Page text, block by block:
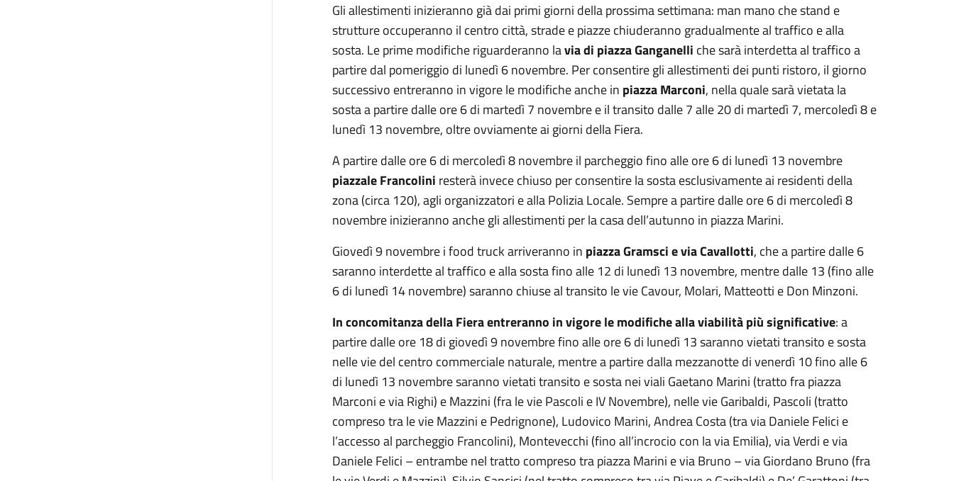
Gli allestimenti inizieranno già dai primi giorni della prossima settimana: man mano che stand e
strutture occuperanno il centro città, strade e piazze chiuderanno gradualmente al traffico e alla
sosta. Le prime modifiche riguarderanno lavia di piazza Ganganelli che sarà interdetta al traffico a
partire dal pomeriggio di lunedì 6 novembre. Per consentire gli allestimenti dei punti ristoro, il giorno
successivo entreranno in vigore le modifiche anche in piazza Marconi, nella quale sarà vietata la
sosta a partire dalle ore 6 di martedì 7 novembre e il transito dalle 7 alle 20 di martedì 7, mercoledì 8 e
lunedì 13 novembre, oltre ovviamente ai giorni della Fiera.
A partire dalle ore 6 di mercoledì 8 novembre il parcheggio fino alle ore 6 di lunedì 13 novembre
piazzale Francolini resterà invece chiuso per consentire la sosta esclusivamente ai residenti della
zona (circa 120), agli organizzatori e alla Polizia Locale. Sempre a partire dalle ore 6 di mercoledì 8
novembre inizieranno anche gli allestimenti per la casa dell’autunno in piazza Marini.
Giovedì 9 novembre i food truck arriveranno in piazza Gramscie via Cavallotti, che a partire dalle 6
saranno interdette al traffico e alla sosta fino alle 12 di lunedì 13 novembre, mentre dalle 13 (fino alle
6 di lunedì 14 novembre) saranno chiuse al transito le vie Cavour, Molari, Matteotti e Don Minzoni.
In concomitanza della Fiera entreranno in vigore le modifiche alla viabilità più significative: a
partire dalle ore 18 di giovedì 9 novembre fino alle ore 6 di lunedì 13 saranno vietati transito e sosta
nelle vie del centro commerciale naturale, mentre a partire dalla mezzanotte di venerdì 10 fino alle 6
di lunedì 13 novembre saranno vietati transito e sosta nei viali Gaetano Marini (tratto fra piazza
Marconi e via Righi) e Mazzini (fra le vie Pascoli e IV Novembre), nelle vie Garibaldi, Pascoli (tratto
compreso tra le vie Mazzini e Pedrignone), Ludovico Marini, Andrea Costa (tra via Daniele Felici e
l’accesso al parcheggio Francolini), Montevecchi (fino all’incrocio con la via Emilia), via Verdi e via
Daniele Felici – entrambe nel tratto compreso tra piazza Marini e via Bruno – via Giordano Bruno (fra